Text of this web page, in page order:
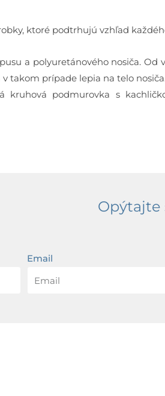
ktoré podtrhujú vzhľad
a polyuretánového nosiča.
takom prípade lepia na telo
kruhová podmurovka s
Opýtajte
Email